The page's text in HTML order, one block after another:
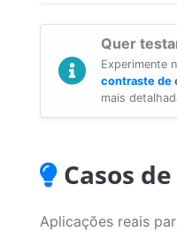
Quer
Experimente
contraste de
mais
Casos
Aplicações reais